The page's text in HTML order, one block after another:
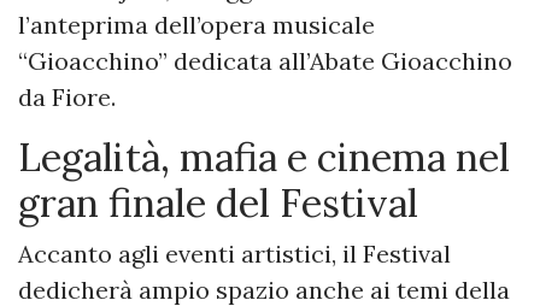
l’anteprima dell’opera musicale
“Gioacchino” dedicata all’Abate Gioacchino
da Fiore.
Legalità, mafia e cinema nel
gran finale del Festival
Accanto agli eventi artistici, il Festival
dedicherà ampio spazio anche ai temi della